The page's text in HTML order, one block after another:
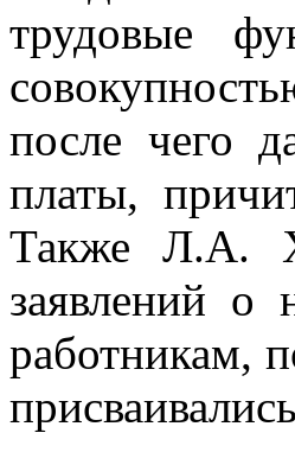
трудовые
после чего
платы,
Также Л.А.
заявлений о
работникам,